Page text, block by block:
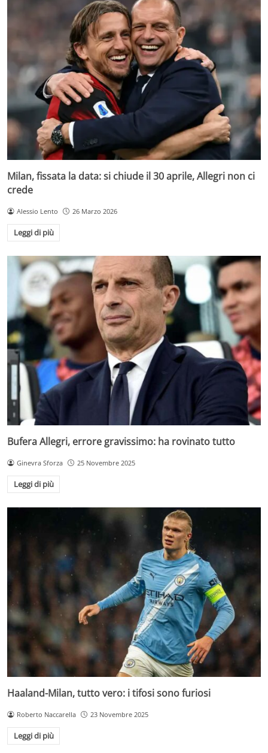
Milan, fissata la data: si chiude il 30 aprile, Allegri non ci
crede
Alessio Lento 26 Marzo 2026
Leggi di più
Bufera Allegri, errore gravissimo: ha rovinato tutto
Ginevra Sforza 25 Novembre 2025
Leggi di più
Haaland-Milan, tutto vero: i tifosi sono furiosi
Roberto Naccarella 23 Novembre 2025
Leggi di più